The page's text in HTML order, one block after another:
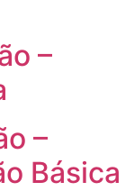
–
–
Básica